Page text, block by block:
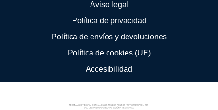
Aviso legal
Política de privacidad
Política de envíos y devoluciones
Política de cookies (UE)
Accesibilidad